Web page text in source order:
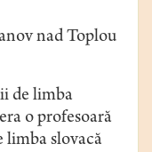
nad Toplou
de limba
o profesoară
limba slovacă